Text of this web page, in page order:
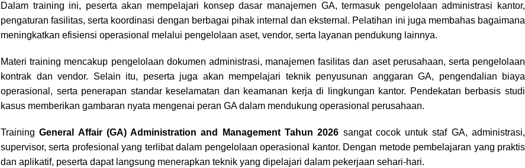
Dalam training ini, peserta akan mempelajari konsep dasar manajemen GA, termasuk pengelolaan administrasi kantor,
pengaturan fasilitas, serta koordinasi dengan berbagai pihak internal dan eksternal. Pelatihan ini juga membahas bagaimana
meningkatkan efisiensi operasional melalui pengelolaan aset, vendor, serta layanan pendukung lainnya.
Materi training mencakup pengelolaan dokumen administrasi, manajemen fasilitas dan aset perusahaan, serta pengelolaan
kontrak dan vendor. Selain itu, peserta juga akan mempelajari teknik penyusunan anggaran GA, pengendalian biaya
operasional, serta penerapan standar keselamatan dan keamanan kerja di lingkungan kantor. Pendekatan berbasis studi
kasus memberikan gambaran nyata mengenai peran GA dalam mendukung operasional perusahaan.
TrainingGeneral Affair (GA) Administration and Management Tahun 2026 sangat cocok untuk staf GA, administrasi,
supervisor, serta profesional yang terlibat dalam pengelolaan operasional kantor. Dengan metode pembelajaran yang praktis
dan aplikatif, peserta dapat langsung menerapkan teknik yang dipelajari dalam pekerjaan sehari-hari.